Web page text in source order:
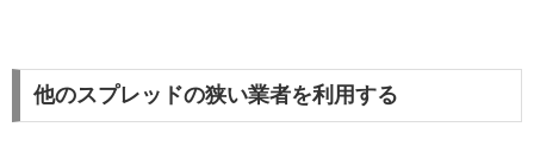
他のスプレッドの狭い業者を利用する